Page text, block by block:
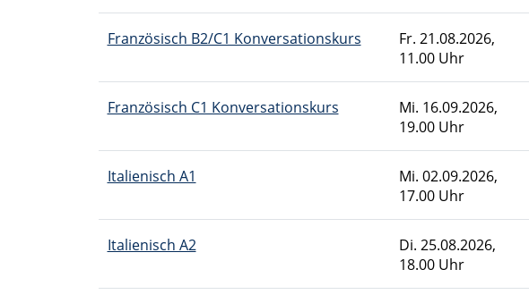
Französisch B2/C1 Konversationskurs Fr. 21.08.2026,
11.00 Uhr
Französisch C1 Konversationskurs Mi. 16.09.2026,
19.00 Uhr
Italienisch A1 Mi. 02.09.2026,
17.00 Uhr
Italienisch A2 Di. 25.08.2026,
18.00 Uhr